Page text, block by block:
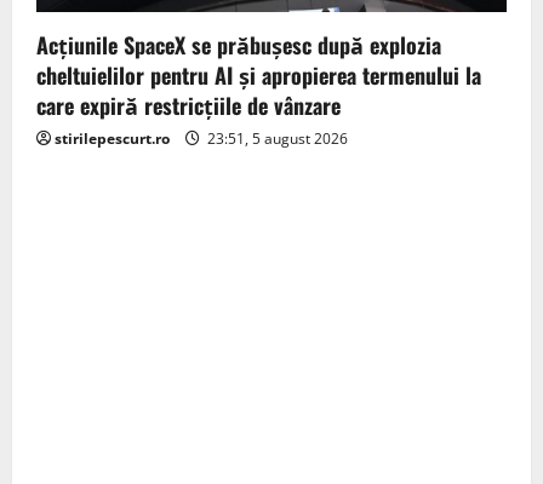
Acţiunile SpaceX se prăbuşesc după explozia
cheltuielilor pentru AI şi apropierea termenului la
care expiră restricţiile de vânzare
stirilepescurt.ro 23:51, 5 august 2026